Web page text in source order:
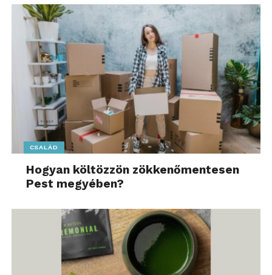
eszközök hosszú távú védelméhez és biztonságos
használatához.
Az iCentre a jövőben is folytatja ezt az értékteremtő
kezdeményezést. Az iSkola pályázat évente
visszatérő lehetőséget biztosít olyan oktatási
intézményeknek, amelyek elkötelezettek a digitális
kompetenciák fejlesztése és az esélyegyenlőség
biztosítása iránt.
talál aKalauz.hufőoldalán! Kövesse a TechKalauz
technológiai híreket és csatlakozzon hozzánk
aFacebookonis!
CSALÁD
Hogyan költözzön zökkenőmentesen
Pest megyében?